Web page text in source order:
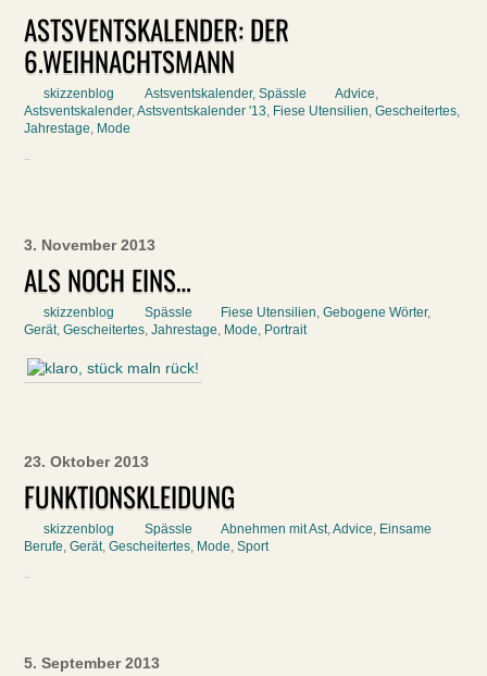
ASTSVENTSKALENDER: DER
6.WEIHNACHTSMANN
skizzenblog Astsventskalender,Spässle Advice
Astsventskalender,Astsventskalender '13 Fiese Utensilien ,Gescheitertes
Jahrestage Mode
3. November 2013
ALS NOCH EINS…
skizzenblog Spässle Fiese Utensilien,Gebogene Wörter,
Gerät,Gescheitertes,Jahrestage, Mode, Portrait
23. Oktober 2013
FUNKTIONSKLEIDUNG
skizzenblog Spässle Abnehmen mit Ast,Advice, Einsame
Berufe,Gerät,Gescheitertes, Mode,Sport
5. September 2013